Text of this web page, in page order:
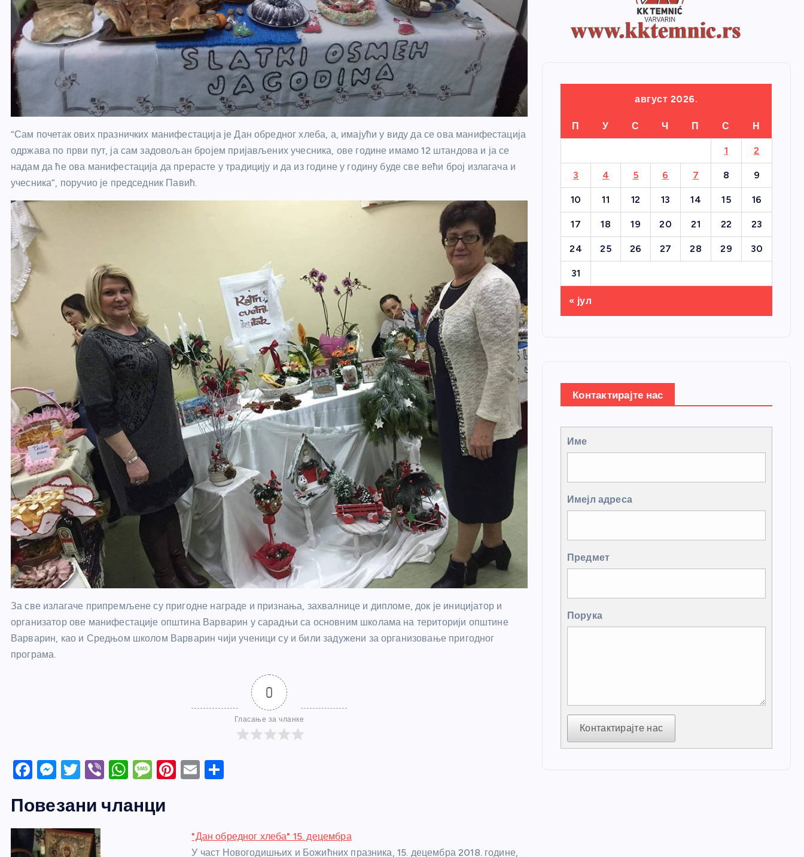
“Сам почетак ових празничких манифестација је Дан обредног хлеба, а, имајући у виду да се ова манифестација
одржава по први пут, ја сам задовољан бројем пријављених учесника, ове године имамо 12 штандова и ја се
надам да ће ова манифестација да прерасте у традицију и да из године у годину буде све већи број излагача и
учесника”, поручио је председник Павић.
За све излагаче припремљене су пригодне награде и признања, захвалнице и дипломе, док је иницијатор и
организатор ове манифестације општина Варварин у сарадњи са основним школама на територији општине
Варварин, као и Средњом школом Варварин чији ученици су и били задужени за организовање пригодног
програма.
0
Гласање за чланке
F
c
e
b
M
ss
e
n
T
itt
er
Vi
er
W
at
M
ss
Pi
st
E
e
Повезани чланци
"Дан обредног хлеба" 15. децембра
У част Новогодишњих и Божићних празника, 15. децембра 2018. године,
август 2026.
П У С Ч П С Н
1 2
3 4 5 6 7 8 9
10 11 12 13 14 15 16
17 18 19 20 21 22 23
24 25 26 27 28 29 30
31
« јул
Контактирајте нас
Име
Имејл адреса
Предмет
Порука
Контактирајте нас